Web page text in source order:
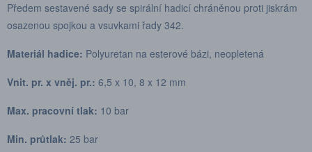
Předem sestavené sady se spirální hadicí chráněnou proti jiskrám
osazenou spojkou a vsuvkami řady 342.
Materiál hadice: Polyuretan na esterové bázi, neopletená
Vnit. pr. x vněj. pr.: 6,5 x 10, 8 x 12 mm
Max. pracovní tlak: 10 bar
Min. průtlak: 25 bar